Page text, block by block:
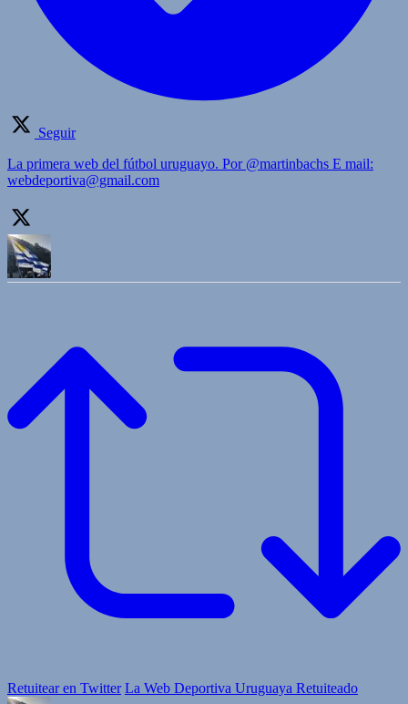
Seguir
La primera web del fútbol uruguayo. Por @martinbachs E mail:
webdeportiva@gmail.com
Retuitear en Twitter La Web Deportiva Uruguaya Retuiteado